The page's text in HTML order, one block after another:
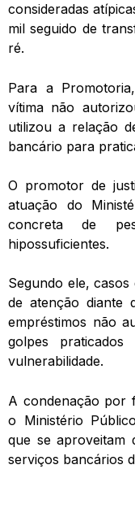
consideradas
mil seguido de
ré.
Para a
vítima não
utilizou a relação
bancário para
O promotor de
atuação do
concreta de
hipossuficientes.
Segundo ele,
de atenção diante
empréstimos não
golpes
vulnerabilidade.
A condenação por
o Ministério
que se aproveitam
serviços bancários